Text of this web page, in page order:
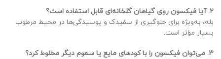
2. آیا فیکسون روی گیاهان گلخانه‌ای قابل استفاده است؟
بله، به‌ویژه برای جلوگیری از سفیدک و پوسیدگی‌ها در محیط مرطوب
بسیار مؤثر است.
3. می‌توان فیکسون را با کودهای مایع یا سموم دیگر مخلوط کرد؟